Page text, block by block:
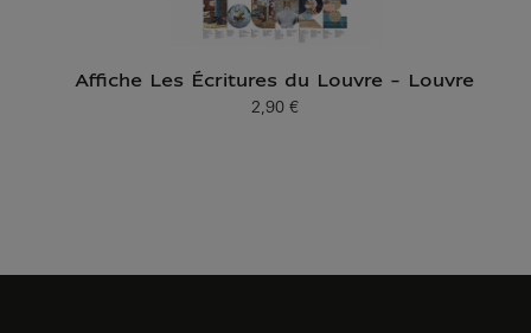
Affiche Les Écritures du Louvre - Louvre
Prix ​​actuel
2,90 €